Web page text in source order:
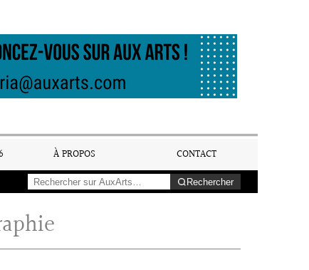
À PROPOS
CONTACT
Rechercher